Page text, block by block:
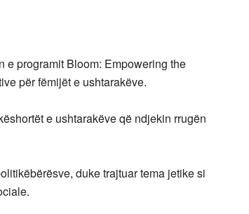
e programit Bloom: Empowering the
për fëmijët e ushtarakëve.
e ushtarakëve që ndjekin rrugën
duke trajtuar tema jetike si